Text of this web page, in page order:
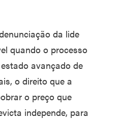
da lide
quando o processo
avançado de
o direito que a
o preço que
independe, para